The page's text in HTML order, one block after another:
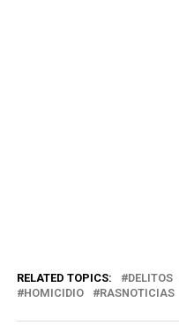
RELATED TOPICS: DELITOS
HOMICIDIO
RASNOTICIAS